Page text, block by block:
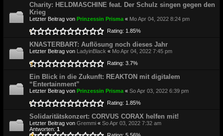
Charity: HELDMASCHINE feat. Der Schulz singen gegen den
Krieg
Letzter Beitrag von Prinzessin Prisma « Mo Apr 04, 2022 8:24 pm
Rating: 1.85%
KNASTERBART: Auflösung noch dieses Jahr
Letzter Beitrag von LadyinBlack « Mo Apr 04, 2022 7:45 pm
Rating: 3.7%
Ein Blick in die Zukunft: REAKTON mit digitalem
“Entertainment”
Letzter Beitrag von Prinzessin Prisma « So Apr 03, 2022 6:39 pm
Rating: 1.85%
Solidaritätskonzert: CORVUS CORAX helfen mit!
Letzter Beitrag von Gremmi « So Apr 03, 2022 7:32 am
Antworten: 1